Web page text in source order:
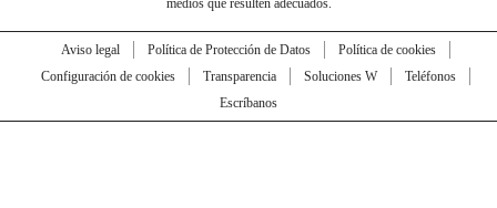
medios que resulten adecuados.
Aviso legal Política de Protección de Datos
Política de cookies
Configuración de cookies
Transparencia Soluciones W
Teléfonos
Escríbanos